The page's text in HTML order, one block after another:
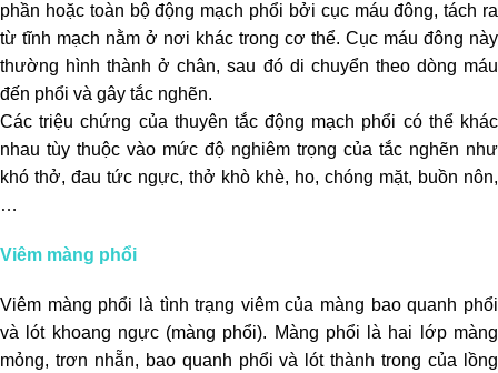
phần hoặc toàn bộ động mạch phổi bởi cục máu đông, tách ra
từ tĩnh mạch nằm ở nơi khác trong cơ thể. Cục máu đông này
thường hình thành ở chân, sau đó di chuyển theo dòng máu
đến phổi và gây tắc nghẽn.
Các triệu chứng của thuyên tắc động mạch phổi có thể khác
nhau tùy thuộc vào mức độ nghiêm trọng của tắc nghẽn như
khó thở, đau tức ngực, thở khò khè, ho, chóng mặt, buồn nôn,
…
Viêm màng phổi
Viêm màng phổi là tình trạng viêm của màng bao quanh phổi
và lót khoang ngực (màng phổi). Màng phổi là hai lớp màng
mỏng, trơn nhẵn, bao quanh phổi và lót thành trong của lồng